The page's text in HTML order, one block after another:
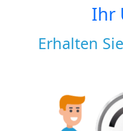
Ihr
Erhalten